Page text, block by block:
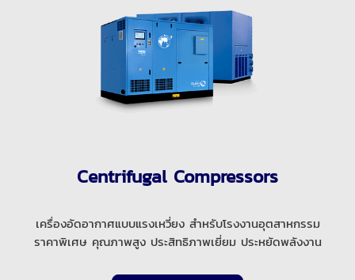
Centrifugal Compressors
เครื่องอัดอากาศแบบแรงเหวี่ยง สำหรับโรงงานอุตสาหกรรม
ราคาพิเศษ คุณภาพสูง ประสิทธิภาพเยี่ยม ประหยัดพลังงาน